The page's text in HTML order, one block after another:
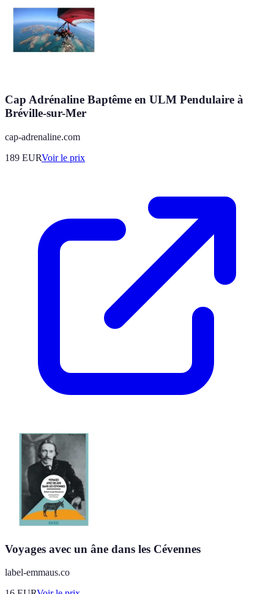
Cap Adrénaline Baptême en ULM Pendulaire à
Bréville-sur-Mer
cap-adrenaline.com
189 EURVoir le prix
Voyages avec un âne dans les Cévennes
label-emmaus.co